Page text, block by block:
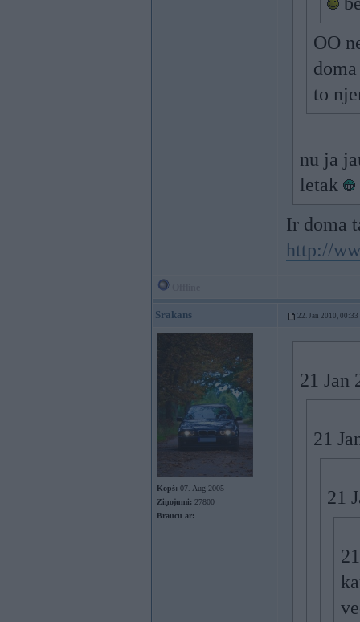
OO
to
nu ja
letak
Ir doma
http://
Srakans 22. Jan 2010, 00:33
Kopš: 07. Aug 2005
Ziņojumi: 27800
Braucu ar:
21 Jan
21
21